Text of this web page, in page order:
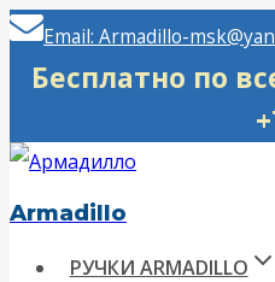
Перейти
Email: Armadillo-
Бесплатно
Armadillo
РУЧКИ ARMADILLO